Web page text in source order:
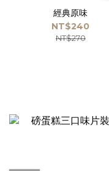
經典原味
NT$240
NT$270